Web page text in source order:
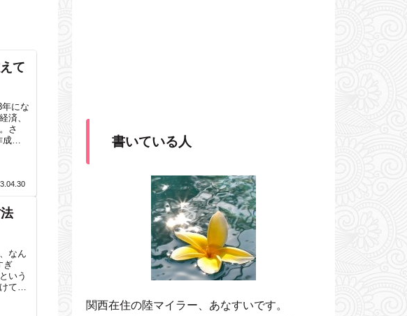
て
にな
済、
さ
し
なん
ぎ
いう
て勝
書いている人
関西在住の陸マイラー、あなすいです。